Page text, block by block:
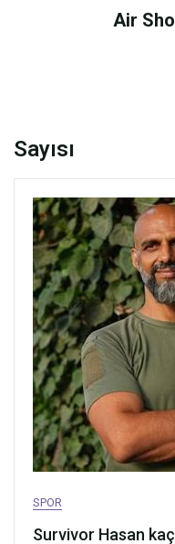
Air
Sayısı
SPOR
Survivor Hasan kaç